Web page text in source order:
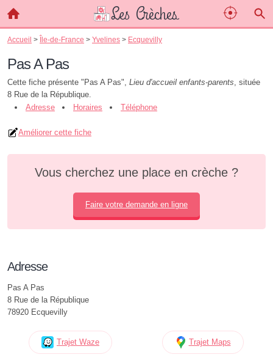
Accueil > Île-de-France > Yvelines > Ecquevilly
Pas A Pas
Cette fiche présente "Pas A Pas", Lieu d'accueil enfants-parents, située
8 Rue de la République.
Adresse
Horaires Téléphone
Améliorer cette fiche
Vous cherchez une place en crèche ?
Faire votre demande en ligne
Adresse
Pas A Pas
8 Rue de la République
78920 Ecquevilly
Trajet Waze Trajet Maps